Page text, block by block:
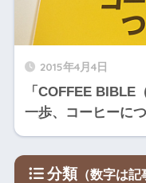
2015年4月4日
「COFFEE BIBLE
一歩、コーヒーに
分類